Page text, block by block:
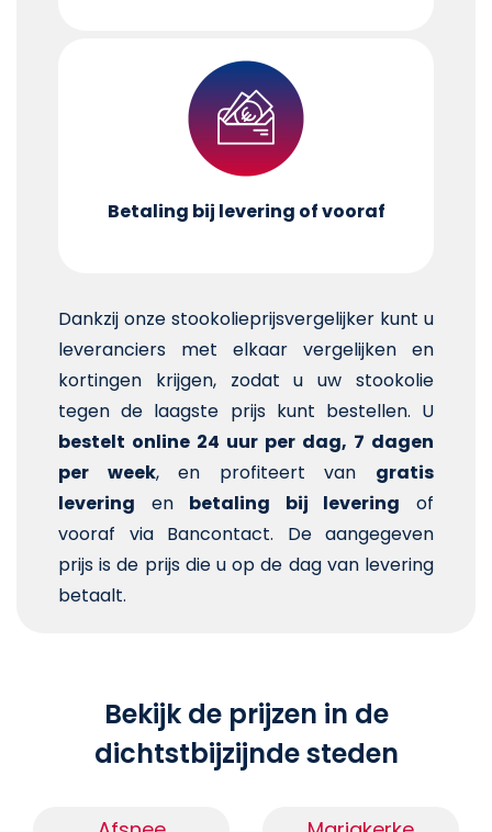
Betaling bij levering of vooraf
Dankzij onze stookolieprijsvergelijker kunt u
leveranciers met elkaar vergelijken en
kortingen krijgen, zodat u uw stookolie
tegen de laagste prijs kunt bestellen. U
bestelt online 24 uur per dag, 7 dagen
per week, en profiteert van gratis
levering en betaling bij levering of
vooraf via Bancontact. De aangegeven
prijs is de prijs die u op de dag van levering
betaalt.
Bekijk de prijzen in de
dichtstbijzijnde steden